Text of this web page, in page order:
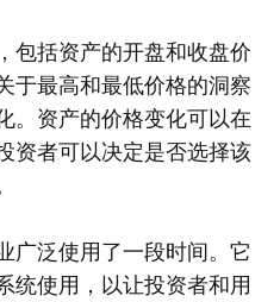
包括资产的开盘和收盘价
于最高和最低价格的洞察
。资产的价格变化可以在
资者可以决定是否选择该
广泛使用了一段时间。它
统使用，以让投资者和用